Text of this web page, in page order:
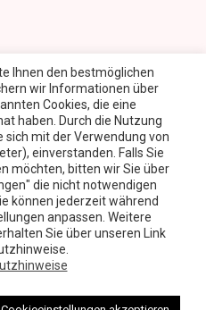
Rechte und Änderungen
Preise auf der Webseite sind
Ihnen den bestmöglichen
wir Informationen über
Cookies, die eine
haben. Durch die Nutzung
sich mit der Verwendung von
einverstanden. Falls Sie
möchten, bitten wir Sie über
" die nicht notwendigen
können jederzeit während
anpassen. Weitere
Sie über unseren Link